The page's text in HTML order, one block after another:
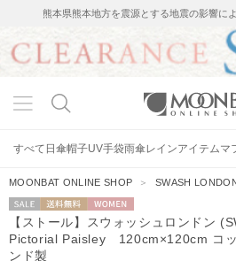
熊本県熊本地方を震源とする地震の影響に
すべて 日傘帽子UV手袋雨傘レインアイテムマ
MOONBAT ONLINE SHOP ＞SWASH
セー
ル
送料無料 WOMEN
【ストール】スウォッシュロンドン
Pictorial Paisley 120cm×120cm コ
ンド製